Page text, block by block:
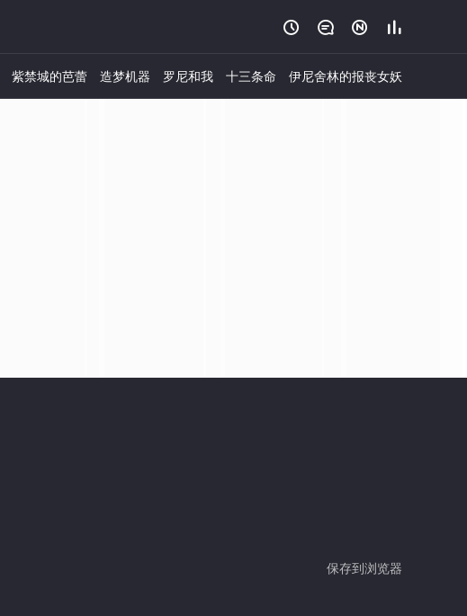
   
紫禁城的芭蕾 造梦机器 罗尼和我 十三条命 伊尼舍林的报丧女妖
保存到浏览器